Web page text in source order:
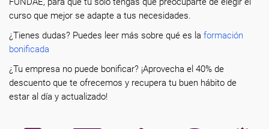
curso que mejor se adapte a tus necesidades.
¿Tienes dudas? Puedes leer más sobre qué es la formación
bonificada
¿Tu empresa no puede bonificar? ¡Aprovecha el 40% de
descuento que te ofrecemos y recupera tu buen hábito de
estar al día y actualizado!